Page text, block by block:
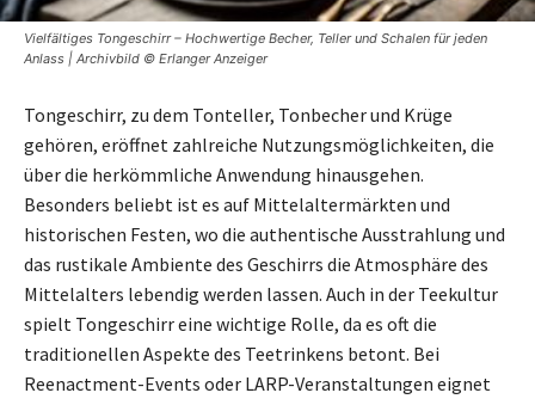
Vielfältiges Tongeschirr – Hochwertige Becher, Teller und Schalen für jeden
Anlass | Archivbild © Erlanger Anzeiger
Tongeschirr, zu dem Tonteller, Tonbecher und Krüge
gehören, eröffnet zahlreiche Nutzungsmöglichkeiten, die
über die herkömmliche Anwendung hinausgehen.
Besonders beliebt ist es auf Mittelaltermärkten und
historischen Festen, wo die authentische Ausstrahlung und
das rustikale Ambiente des Geschirrs die Atmosphäre des
Mittelalters lebendig werden lassen. Auch in der Teekultur
spielt Tongeschirr eine wichtige Rolle, da es oft die
traditionellen Aspekte des Teetrinkens betont. Bei
Reenactment-Events oder LARP-Veranstaltungen eignet